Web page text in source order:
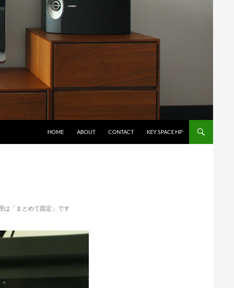
HOME
ABOUT CONTACT KEY SPACE HP
は「まとめて固定」です